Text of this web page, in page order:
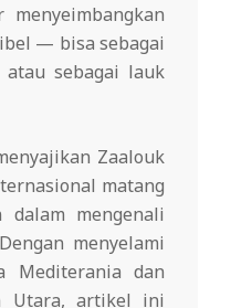
— bisa sebagai
sebagai lauk
Zaalouk
matang
dalam mengenali
menyelami
Mediterania dan
Utara, artikel ini